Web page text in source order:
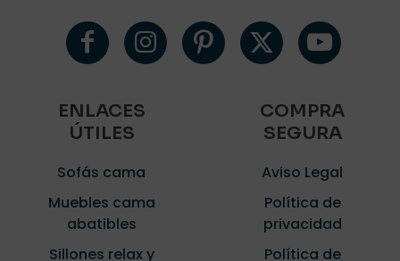
ENLACES
ÚTILES
Sofás cama
Muebles cama
abatibles
Sillones relax y
COMPRA
SEGURA
Aviso Legal
Política de
privacidad
Política de